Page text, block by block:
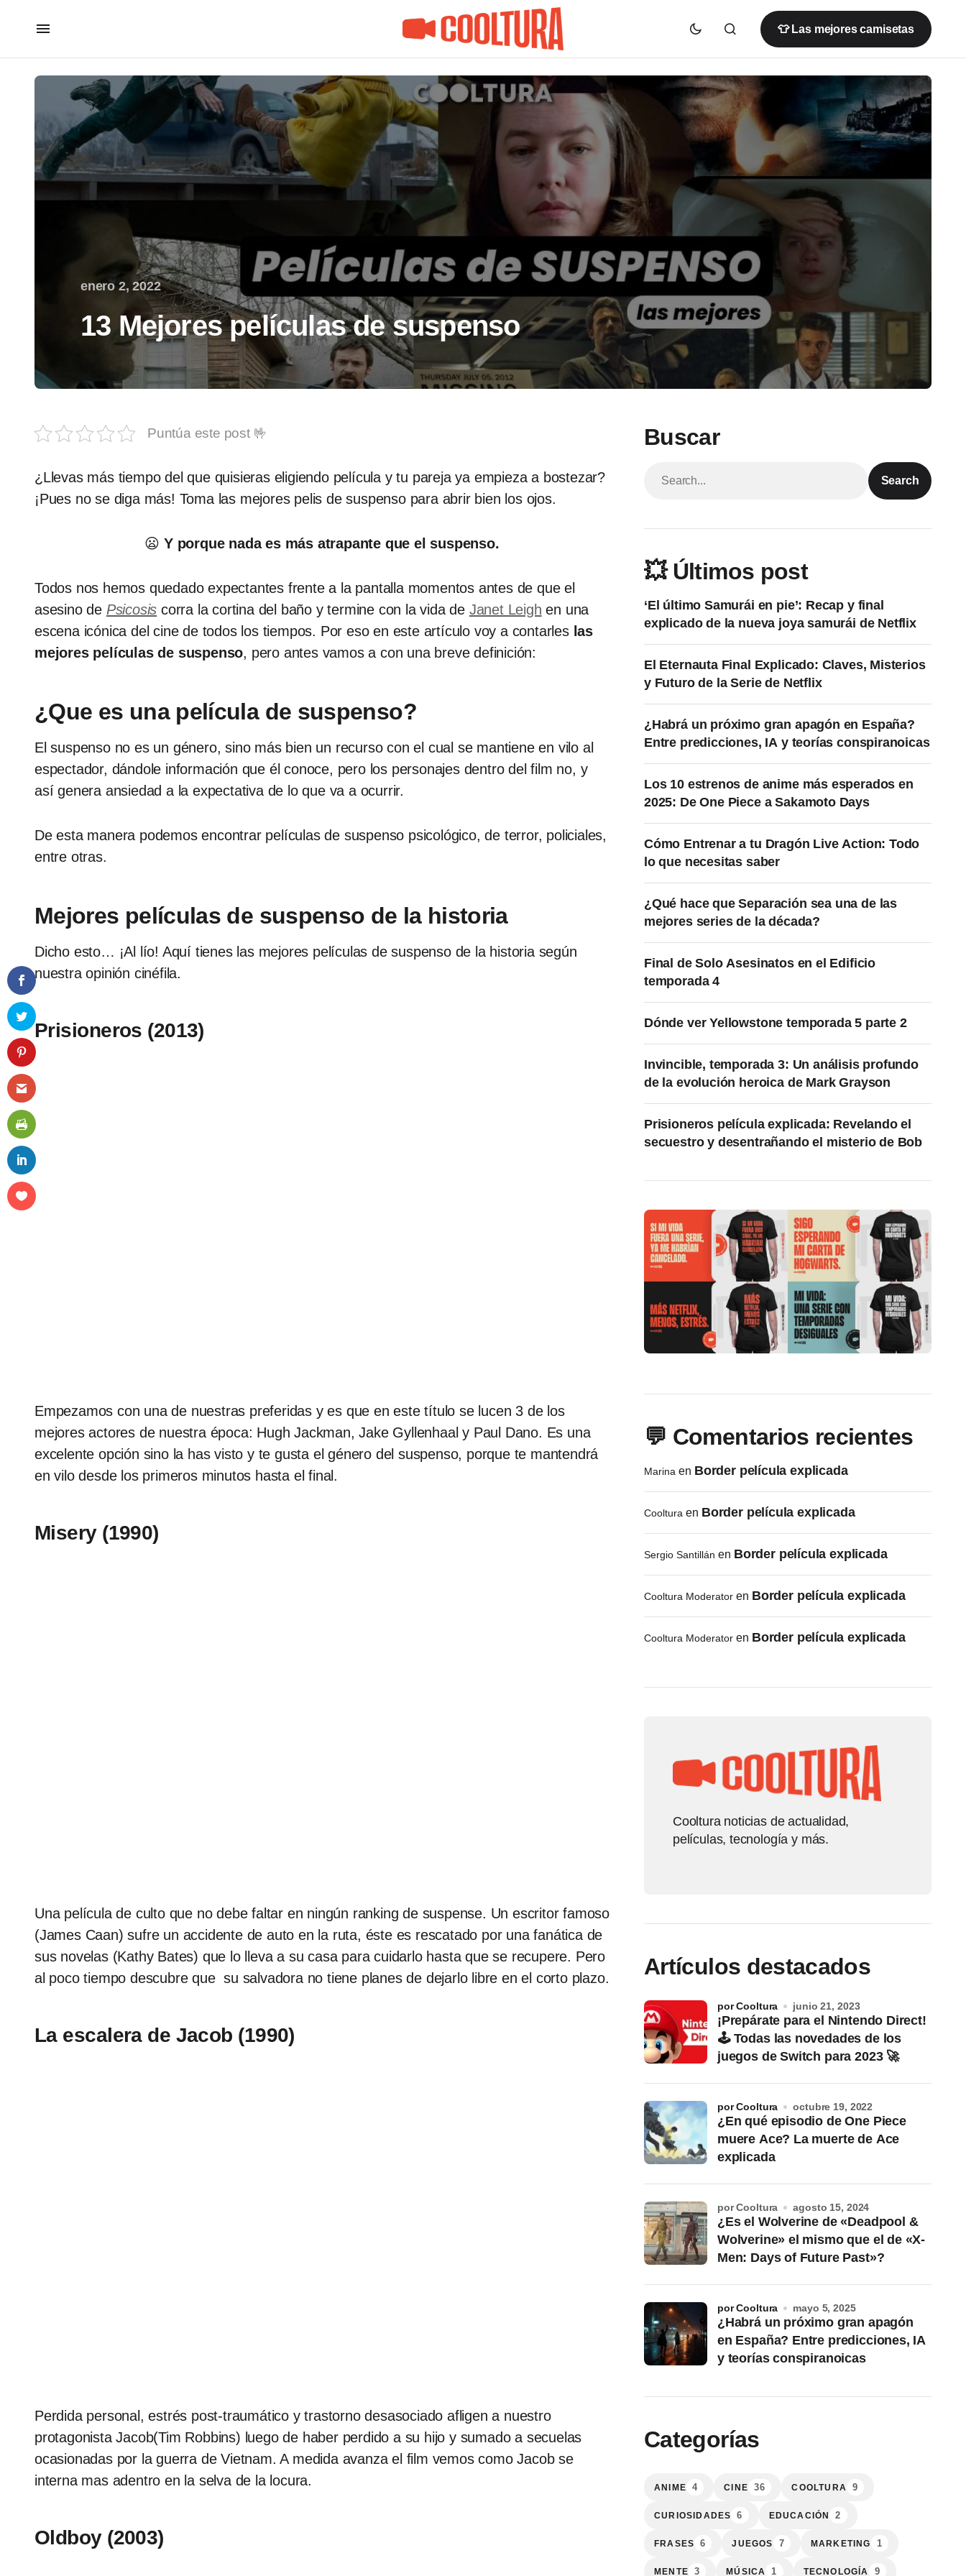
👕 Las mejores camisetas
enero 2, 2022
13 Mejores películas de suspenso
Puntúa este post 🤟
¿Llevas más tiempo del que quisieras eligiendo película y tu pareja ya empieza a bostezar?
¡Pues no se diga más! Toma las mejores pelis de suspenso para abrir bien los ojos.
😦 Y porque nada es más atrapante que el suspenso.
Todos nos hemos quedado expectantes frente a la pantalla momentos antes de que el
asesino de Psicosis corra la cortina del baño y termine con la vida de Janet Leigh en una
escena icónica del cine de todos los tiempos. Por eso en este artículo voy a contarles las
mejores películas de suspenso, pero antes vamos a con una breve definición:
¿Que es una película de suspenso?
El suspenso no es un género, sino más bien un recurso con el cual se mantiene en vilo al
espectador, dándole información que él conoce, pero los personajes dentro del film no, y
así genera ansiedad a la expectativa de lo que va a ocurrir.
De esta manera podemos encontrar películas de suspenso psicológico, de terror, policiales,
entre otras.
Mejores películas de suspenso de la historia
Dicho esto… ¡Al lío! Aquí tienes las mejores películas de suspenso de la historia según
nuestra opinión cinéfila.
Prisioneros (2013)
Empezamos con una de nuestras preferidas y es que en este título se lucen 3 de los
mejores actores de nuestra época: Hugh Jackman, Jake Gyllenhaal y Paul Dano. Es una
excelente opción sino la has visto y te gusta el género del suspenso, porque te mantendrá
en vilo desde los primeros minutos hasta el final.
Misery (1990)
Una película de culto que no debe faltar en ningún ranking de suspense. Un escritor famoso
(James Caan) sufre un accidente de auto en la ruta, éste es rescatado por una fanática de
sus novelas (Kathy Bates) que lo lleva a su casa para cuidarlo hasta que se recupere. Pero
al poco tiempo descubre que su salvadora no tiene planes de dejarlo libre en el corto plazo.
La escalera de Jacob (1990)
Perdida personal, estrés post-traumático y trastorno desasociado afligen a nuestro
protagonista Jacob(Tim Robbins) luego de haber perdido a su hijo y sumado a secuelas
ocasionadas por la guerra de Vietnam. A medida avanza el film vemos como Jacob se
interna mas adentro en la selva de la locura.
Oldboy (2003)
Buscar
Search
💥 Últimos post
‘El último Samurái en pie’: Recap y final
explicado de la nueva joya samurái de Netflix
El Eternauta Final Explicado: Claves, Misterios
y Futuro de la Serie de Netflix
¿Habrá un próximo gran apagón en España?
Entre predicciones, IA y teorías conspiranoicas
Los 10 estrenos de anime más esperados en
2025: De One Piece a Sakamoto Days
Cómo Entrenar a tu Dragón Live Action: Todo
lo que necesitas saber
¿Qué hace que Separación sea una de las
mejores series de la década?
Final de Solo Asesinatos en el Edificio
temporada 4
Dónde ver Yellowstone temporada 5 parte 2
Invincible, temporada 3: Un análisis profundo
de la evolución heroica de Mark Grayson
Prisioneros película explicada: Revelando el
secuestro y desentrañando el misterio de Bob
💬 Comentarios recientes
Marina en Border película explicada
Cooltura en Border película explicada
Sergio Santillán en Border película explicada
Cooltura Moderator en Border película explicada
Cooltura Moderator en Border película explicada
Cooltura noticias de actualidad,
películas, tecnología y más.
Artículos destacados
¡Prepárate para el Nintendo Direct!
🕹️ Todas las novedades de los
juegos de Switch para 2023 🚀
por Cooltura junio 21, 2023
¿En qué episodio de One Piece
muere Ace? La muerte de Ace
explicada
por Cooltura octubre 19, 2022
¿Es el Wolverine de «Deadpool &
Wolverine» el mismo que el de «X-
Men: Days of Future Past»?
por Cooltura agosto 15, 2024
¿Habrá un próximo gran apagón
en España? Entre predicciones, IA
y teorías conspiranoicas
por Cooltura mayo 5, 2025
Categorías
ANIME 4 CINE 36 COOLTURA 9
CURIOSIDADES 6 EDUCACIÓN 2
FRASES 6 JUEGOS 7 MARKETING 1
MENTE 3 MÚSICA 1 TECNOLOGÍA 9